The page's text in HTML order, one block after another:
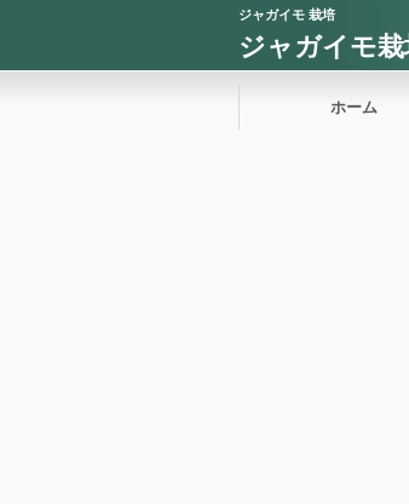
ジャガイモ 栽培
ジャガイモ
ホーム